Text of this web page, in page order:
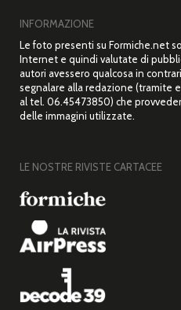
INFORMAZIONE
Le foto presenti su Formiche.net
Internet e quindi valutate di
autori avessero qualcosa in
segnalare alla redazione (tramite
al tel. 06.45473850) che
delle immagini utilizzate.
LE NOSTRE RIVISTE CARTACEE